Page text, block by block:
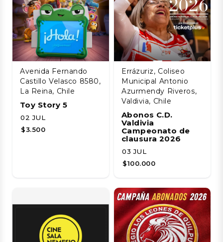
Avenida Fernando
Castillo Velasco 8580,
La Reina, Chile
Toy Story 5
02 JUL
$3.500
Errázuriz, Coliseo
Municipal Antonio
Azurmendy Riveros,
Valdivia, Chile
Abonos C.D.
Valdivia
Campeonato de
clausura 2026
03 JUL
$100.000